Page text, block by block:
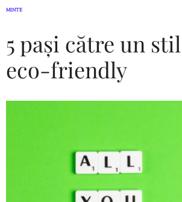
MINTE
5 pași către un
eco-friendly